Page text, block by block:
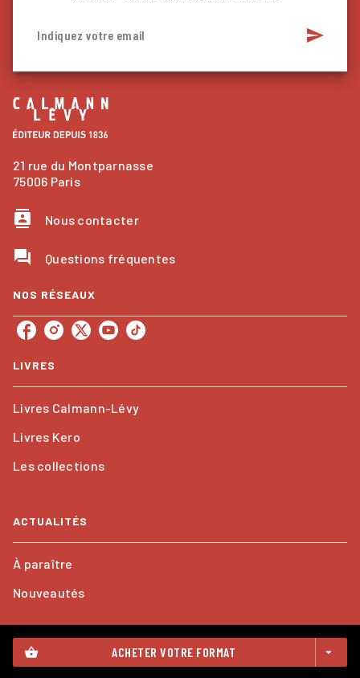
shopping_basket ACHETER VOTRE FORMAT arrow_drop_down
Indiquez votre email send
21 rue du Montparnasse
75006 Paris
contacts Nous contacter
question_answer Questions fréquentes
NOS RÉSEAUX
LIVRES
Livres Calmann-Lévy
Livres Kero
Les collections
ACTUALITÉS
À paraître
Nouveautés
PROFESSIONNELS